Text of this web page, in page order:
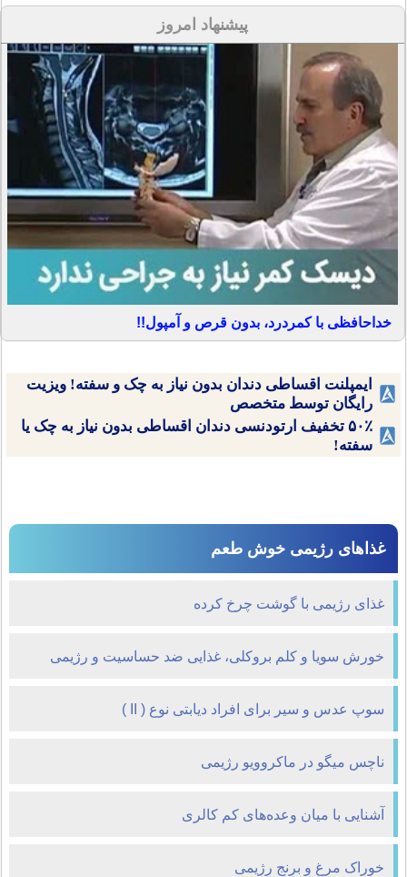
پیشنهاد امروز
خداحافظی با کمردرد، بدون قرص و آمپول!!
ایمپلنت اقساطی دندان بدون نیاز به چک و سفته! ویزیت
رایگان توسط متخصص
۵۰٪ تخفیف ارتودنسی دندان اقساطی بدون نیاز به چک یا
سفته!
غذاهای رژیمی خوش طعم
غذای رژیمی با گوشت چرخ کرده
خورش سویا و کلم بروکلی، غذایی ضد حساسیت و رژیمی
سوپ عدس و سیر برای افراد دیابتی نوع ( II )
ناچس میگو در ماکروویو رژیمی
آشنایی با میان ‌وعده‌های کم کالری
خوراک مرغ و برنج رژیمی